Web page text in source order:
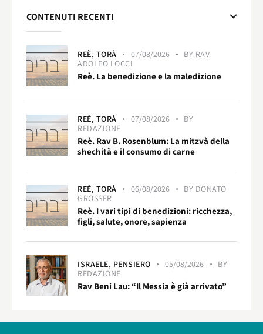
CONTENUTI RECENTI
REÈ, TORÀ 07/08/2026 BY RAV
ADOLFO LOCCI
Reè. La benedizione e la maledizione
REÈ, TORÀ 07/08/2026
BY
REDAZIONE
Reè. Rav B. Rosenblum: La mitzvà della
shechità e il consumo di carne
REÈ, TORÀ 06/08/2026 BY DONATO
GROSSER
Reè. I vari tipi di benedizioni: ricchezza,
figli, salute, onore, sapienza
ISRAELE, PENSIERO 05/08/2026
BY
REDAZIONE
Rav Beni Lau: “Il Messia è già arrivato”